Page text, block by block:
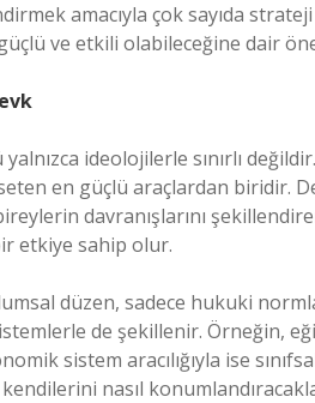
amacıyla çok sayıda
ve etkili olabileceğine dair
ideolojilerle sınırlı
en güçlü araçlardan biridir.
davranışlarını
etkiye sahip olur.
düzen, sadece hukuki
de şekillenir. Örneğin,
sistem aracılığıyla ise
nasıl